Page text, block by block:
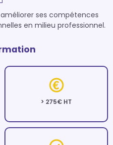
ses compétences
en milieu professionnel.
> 275€ HT